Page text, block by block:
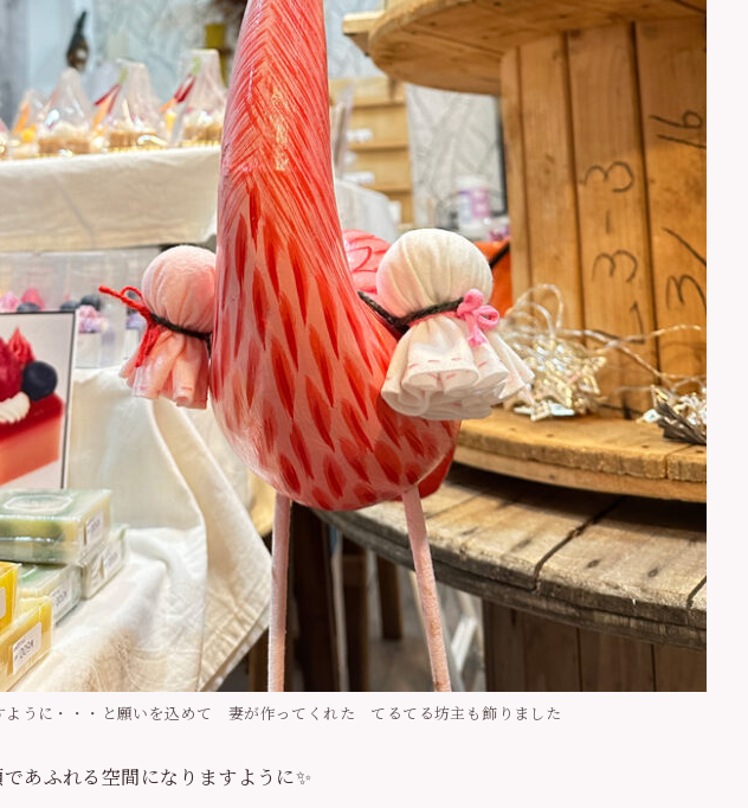
ように・・・と願いを込めて 妻が作ってくれた てるてる坊主も飾りました
あふれる空間になりますように✨